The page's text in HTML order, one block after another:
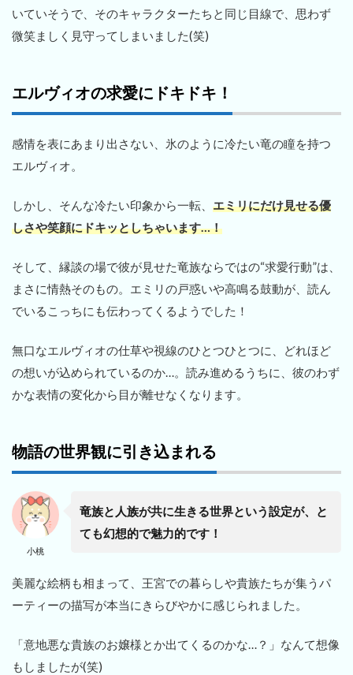
いていそうで、そのキャラクターたちと同じ目線で、思わず
微笑ましく見守ってしまいました(笑)
エルヴィオの求愛にドキドキ！
感情を表にあまり出さない、氷のように冷たい竜の瞳を持つ
エルヴィオ。
しかし、そんな冷たい印象から一転、 エミリにだけ見せる優
しさや笑顔にドキッとしちゃいます…！
そして、縁談の場で彼が見せた竜族ならではの“求愛行動”は、
まさに情熱そのもの。エミリの戸惑いや高鳴る鼓動が、読ん
でいるこっちにも伝わってくるようでした！
無口なエルヴィオの仕草や視線のひとつひとつに、どれほど
の想いが込められているのか…。読み進めるうちに、彼のわず
かな表情の変化から目が離せなくなります。
物語の世界観に引き込まれる
小桃
竜族と人族が共に生きる世界という設定が、と
ても幻想的で魅力的です！
美麗な絵柄も相まって、王宮での暮らしや貴族たちが集うパ
ーティーの描写が本当にきらびやかに感じられました。
「意地悪な貴族のお嬢様とか出てくるのかな…？」なんて想像
もしましたが(笑)